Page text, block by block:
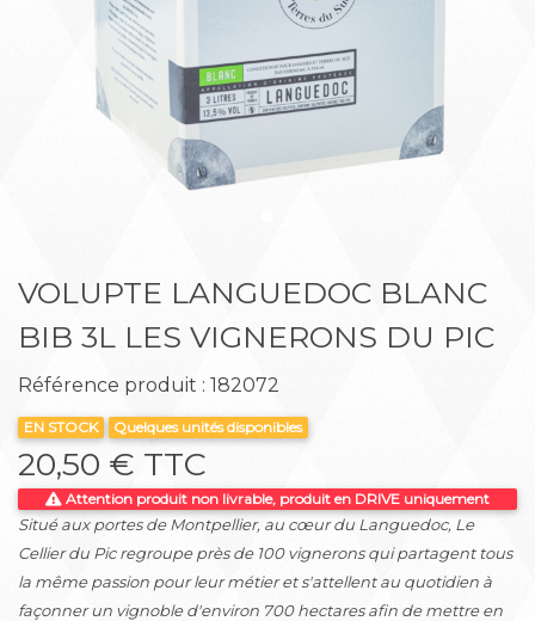
Précédent
VOLUPTE LANGUEDOC BLANC
BIB 3L LES VIGNERONS DU PIC
Référence produit : 182072
EN STOCK Quelques unités disponibles
20,50 € TTC
Attention produit non livrable, produit en DRIVE uniquement
Situé aux portes de Montpellier, au cœur du Languedoc, Le
Cellier du Pic regroupe près de 100 vignerons qui partagent tous
la même passion pour leur métier et s'attellent au quotidien à
façonner un vignoble d'environ 700 hectares afin de mettre en